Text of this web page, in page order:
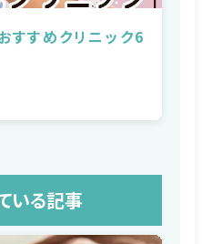
すすめクリニック6
いる記事